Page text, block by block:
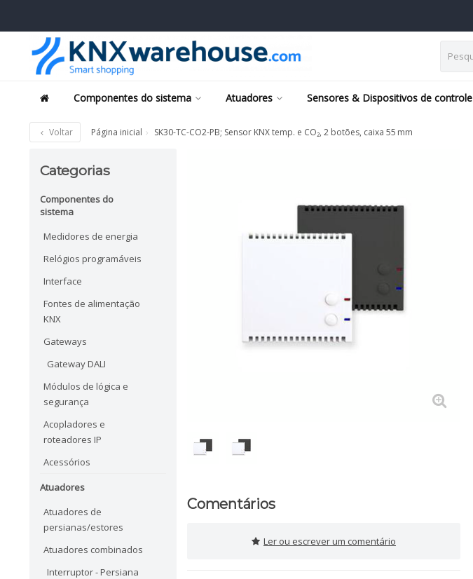
Componentes do sistema Atuadores Sensores & Dispositivos de controle
Voltar Página inicial SK30-TC-CO2-PB; Sensor KNX temp. e CO₂, 2 botões, caixa 55 mm
Categorias
Componentes do
sistema
Medidores de energia
Relógios programáveis
Interface
Fontes de alimentação
KNX
Gateways
Gateway DALI
Módulos de lógica e
segurança
Acopladores e
roteadores IP
Acessórios
Atuadores
Atuadores de
persianas/estores
Atuadores combinados
Interruptor - Persiana
Comentários
Ler ou escrever um comentário